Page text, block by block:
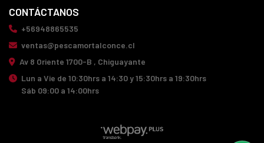
CONTÁCTANOS
+56948865535
ventas@pescamortalconce.cl
Av 8 Oriente 1700-B , Chiguayante
Lun a Vie de 10:30hrs a 14:30 y 15:30hrs a 19:30hrs
Sáb 09:00 a 14:00hrs